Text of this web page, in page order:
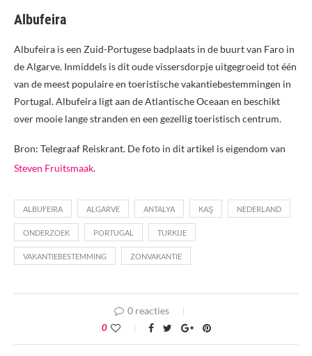
Albufeira
Albufeira is een Zuid-Portugese badplaats in de buurt van Faro in
de Algarve. Inmiddels is dit oude vissersdorpje uitgegroeid tot één
van de meest populaire en toeristische vakantiebestemmingen in
Portugal. Albufeira ligt aan de Atlantische Oceaan en beschikt
over mooie lange stranden en een gezellig toeristisch centrum.
Bron: Telegraaf Reiskrant. De foto in dit artikel is eigendom van
Steven Fruitsmaak.
ALBUFEIRA ALGARVE ANTALYA KAŞ NEDERLAND
ONDERZOEK PORTUGAL TURKIJE
VAKANTIEBESTEMMING ZONVAKANTIE
0 reacties
0